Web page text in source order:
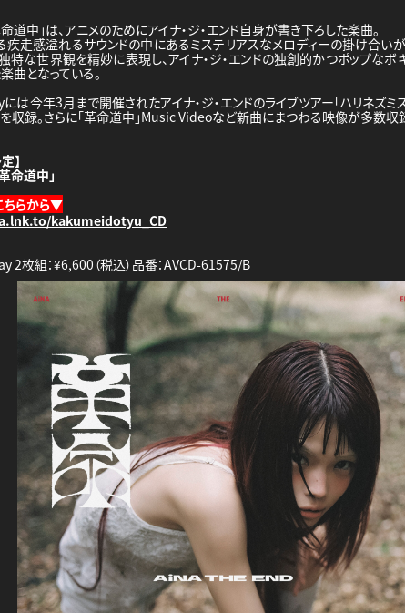
道中」は、アニメのためにアイナ・ジ・エンド自身が書き下ろした楽曲。
走感溢れるサウンドの中にあるミステリアスなメロディーの掛け合いが
特な世界観を精妙に表現し、アイナ・ジ・エンドの独創的かつポップなボ
曲となっている。
は今年3月まで開催されたアイナ・ジ・エンドのライブツアー「ハリネズミ
収録。さらに「革命道中」Music Videoなど新曲にまつわる映像が多数収
】
命道中」
らから▼
kakumeidotyu_CD
2枚組：¥6,600（税込）品番：AVCD-61575/B